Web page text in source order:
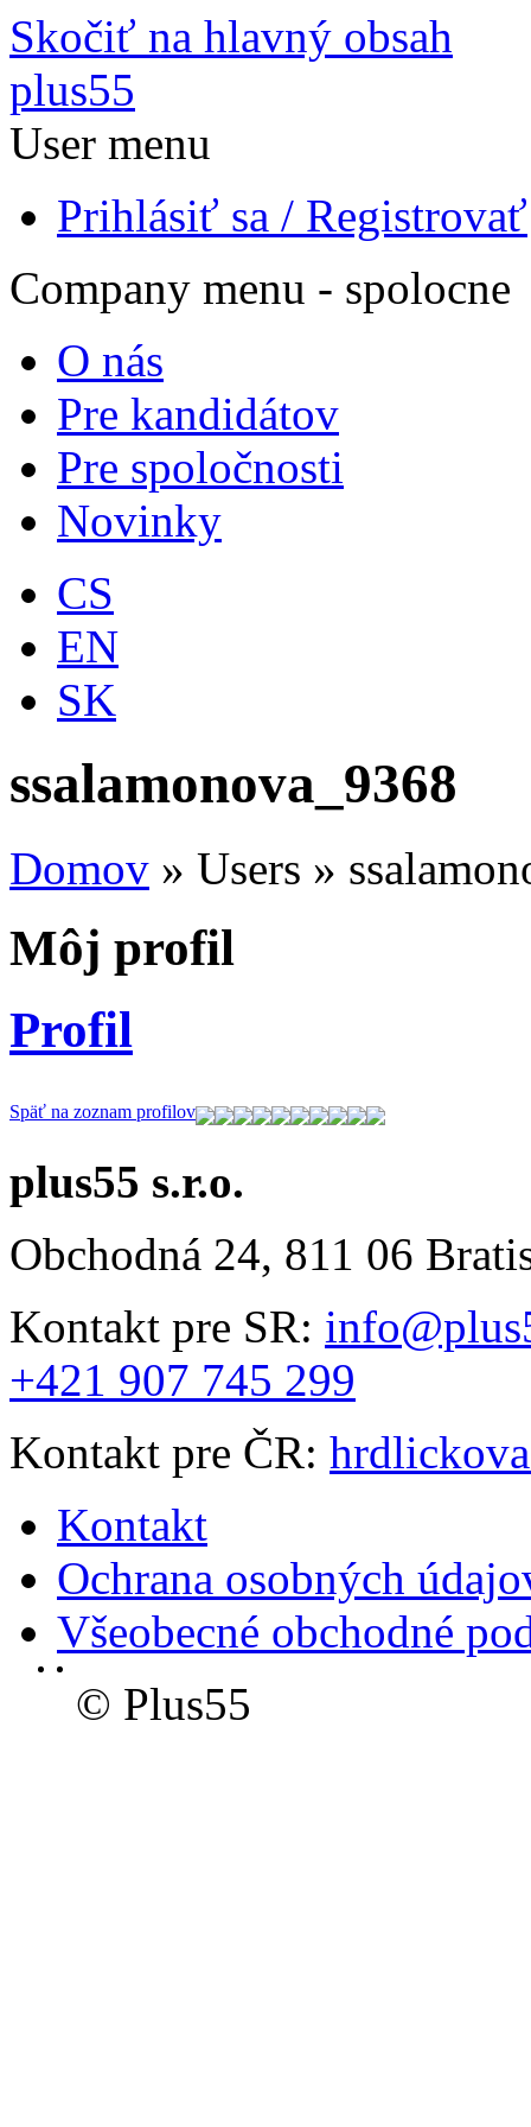
Skočiť na hlavný obsah
plus55
User menu
Prihlásiť sa / Registrovať
Company menu - spolocne
O nás
Pre kandidátov
Pre spoločnosti
Novinky
CS
EN
SK
ssalamonova_9368
Domov » Users »
Môj profil
Profil
Späť na zoznam profilov
plus55 s.r.o.
Obchodná 24, 811 06
Kontakt pre SR:
+421 907 745 299
Kontakt pre ČR:
Kontakt
Ochrana osobných
Všeobecné obchodné
© Plus55